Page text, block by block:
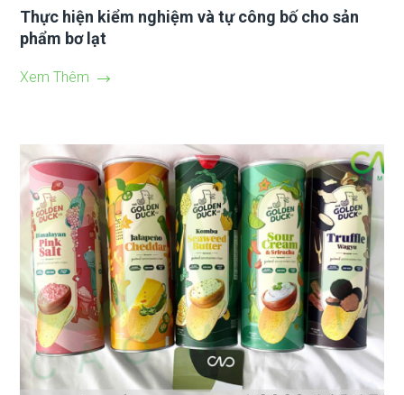
Thực hiện kiểm nghiệm và tự công bố cho sản
phẩm bơ lạt
Xem Thêm